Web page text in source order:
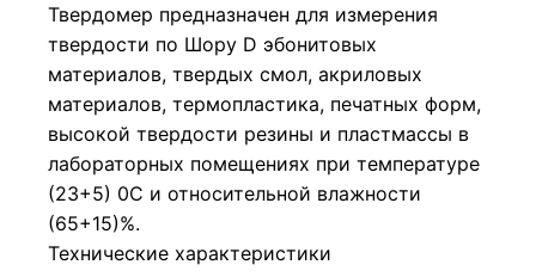
Твердомер предназначен для измерения
твердости по Шору D эбонитовых
материалов, твердых смол, акриловых
материалов, термопластика, печатных форм,
высокой твердости резины и пластмассы в
лабораторных помещениях при температуре
(23+5) 0С и относительной влажности
(65+15)%.
Технические характеристики